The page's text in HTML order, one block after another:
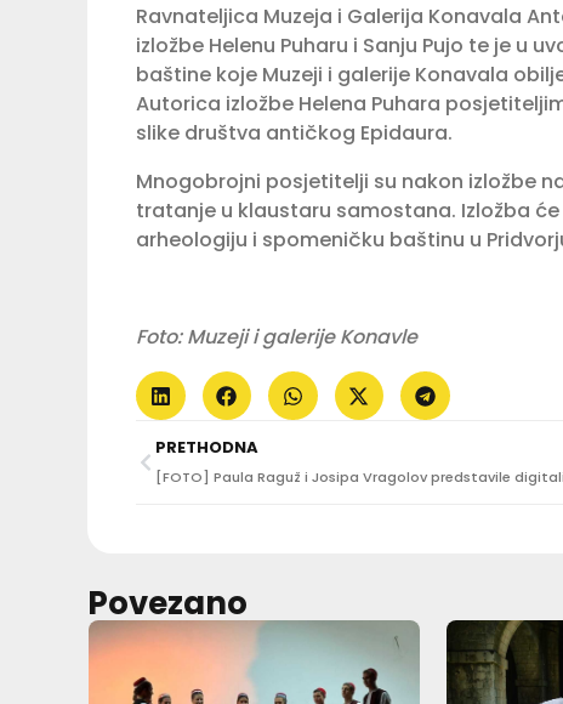
Ravnateljica Muzeja i Galerija Konavala
izložbe Helenu Puharu i Sanju Pujo te je u
baštine koje Muzeji i galerije Konavala
Autorica izložbe Helena Puhara
slike društva antičkog Epidaura.
Mnogobrojni posjetitelji su nakon izložbe
tratanje u klaustaru samostana. Izložba
arheologiju i spomeničku baštinu u
Foto: Muzeji i galerije Konavle
PRETHODNA
Povezano